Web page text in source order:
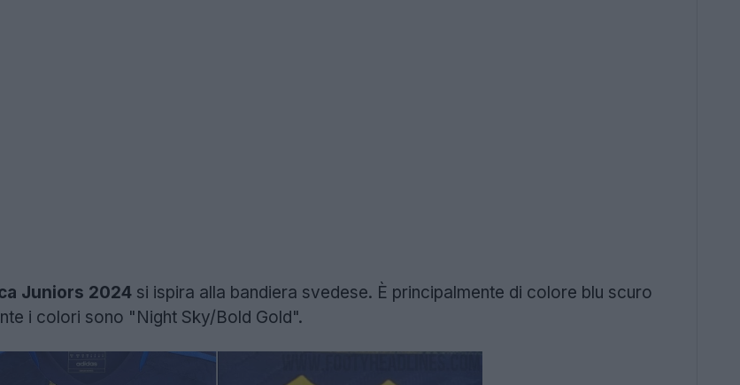
Juniors 2024 si ispira alla bandiera svedese. È principalmente di colore blu scuro
i colori sono "Night Sky/Bold Gold".